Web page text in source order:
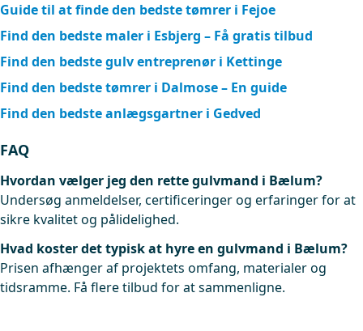
Guide til at finde den bedste tømrer i Fejoe
Find den bedste maler i Esbjerg – Få gratis tilbud
Find den bedste gulv entreprenør i Kettinge
Find den bedste tømrer i Dalmose – En guide
Find den bedste anlægsgartner i Gedved
FAQ
Hvordan vælger jeg den rette gulvmand i Bælum?
Undersøg anmeldelser, certificeringer og erfaringer for at
sikre kvalitet og pålidelighed.
Hvad koster det typisk at hyre en gulvmand i Bælum?
Prisen afhænger af projektets omfang, materialer og
tidsramme. Få flere tilbud for at sammenligne.